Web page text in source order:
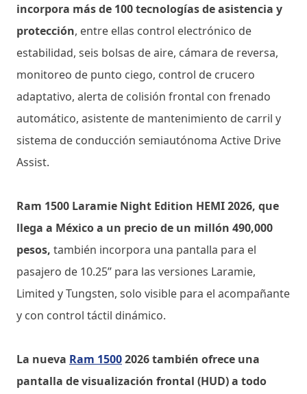
incorpora más de 100 tecnologías de asistencia y
protección, entre ellas control electrónico de
estabilidad, seis bolsas de aire, cámara de reversa,
monitoreo de punto ciego, control de crucero
adaptativo, alerta de colisión frontal con frenado
automático, asistente de mantenimiento de carril y
sistema de conducción semiautónoma Active Drive
Assist.
Ram 1500 Laramie Night Edition HEMI 2026, que
llega a México a un precio de un millón 490,000
pesos, también incorpora una pantalla para el
pasajero de 10.25” para las versiones Laramie,
Limited y Tungsten, solo visible para el acompañante
y con control táctil dinámico.
La nueva Ram 15002026 también ofrece una
pantalla de visualización frontal (HUD) a todo